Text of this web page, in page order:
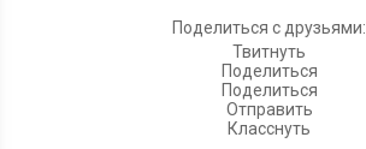
Поделиться с друзьями:
Твитнуть
Поделиться
Поделиться
Отправить
Класснуть